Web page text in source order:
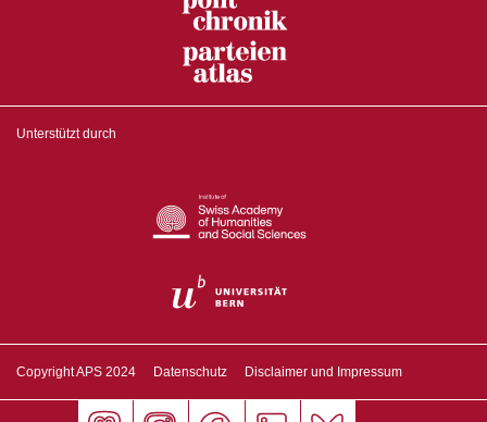
Unterstützt durch
Copyright APS 2024 Datenschutz Disclaimer und Impressum